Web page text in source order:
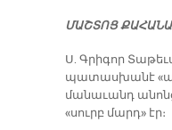
ՄԱՇ­ՏՈՑ
Ս. Գրիգոր
պատասխանէ
մանաւանդ
«սուրբ մարդ» էր։